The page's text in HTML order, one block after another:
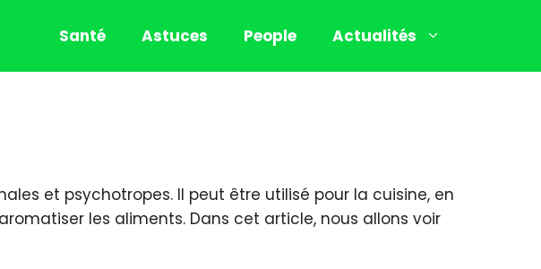
Santé Astuces People Actualités
et psychotropes. Il peut être utilisé pour la cuisine, en
les aliments. Dans cet article, nous allons voir